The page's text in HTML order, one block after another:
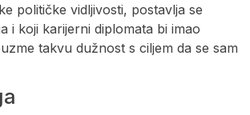
političke vidljivosti, postavlja se
i koji karijerni diplomata bi imao
takvu dužnost s ciljem da se sam